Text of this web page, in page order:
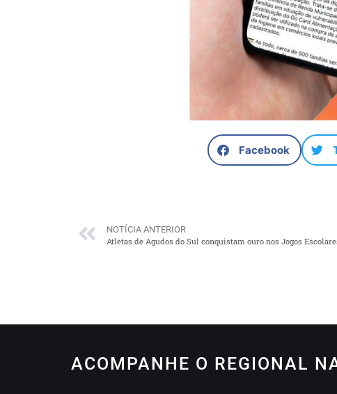
Facebook
NOTÍCIA ANTERIOR
Atletas de Agudos do Sul conquistam ouro nos Jogos
ACOMPANHE O REGIONAL